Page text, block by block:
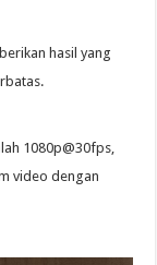
hasil yang
1080p@30fps,
video dengan